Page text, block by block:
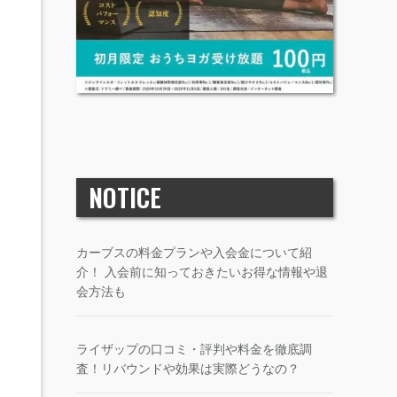
NOTICE
カーブスの料金プランや入会金について紹
介！ 入会前に知っておきたいお得な情報や退
会方法も
ライザップの口コミ・評判や料金を徹底調
査！リバウンドや効果は実際どうなの？